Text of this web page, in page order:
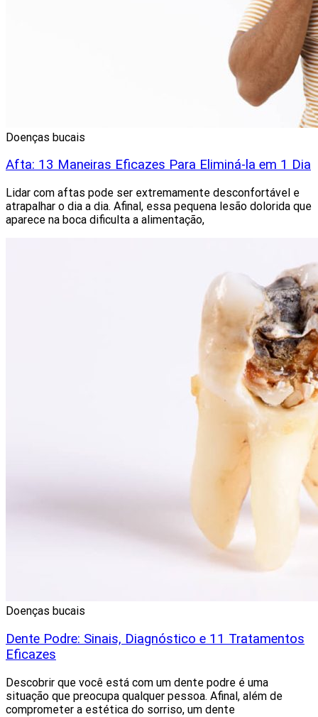
Doenças bucais
Afta: 13 Maneiras Eficazes Para Eliminá-la em 1 Dia
Lidar com aftas pode ser extremamente desconfortável e
atrapalhar o dia a dia. Afinal, essa pequena lesão dolorida que
aparece na boca dificulta a alimentação,
Doenças bucais
Dente Podre: Sinais, Diagnóstico e 11 Tratamentos
Eficazes
Descobrir que você está com um dente podre é uma
situação que preocupa qualquer pessoa. Afinal, além de
comprometer a estética do sorriso, um dente